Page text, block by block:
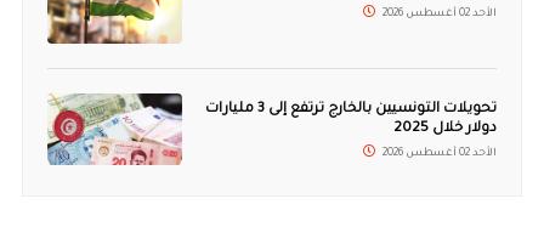
الأحد 02 أغسطس 2026
تحويلات التونسيين بالخارج ترتفع إلى 3 مليارات
دولار خلال 2025
الأحد 02 أغسطس 2026